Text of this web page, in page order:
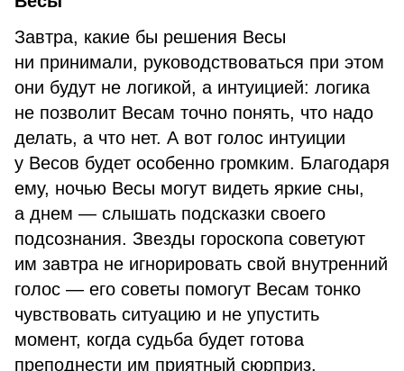
Завтра, какие бы решения Весы
ни принимали, руководствоваться при этом
они будут не логикой, а интуицией: логика
не позволит Весам точно понять, что надо
делать, а что нет. А вот голос интуиции
у Весов будет особенно громким. Благодаря
ему, ночью Весы могут видеть яркие сны,
а днем — слышать подсказки своего
подсознания. Звезды гороскопа советуют
им завтра не игнорировать свой внутренний
голос — его советы помогут Весам тонко
чувствовать ситуацию и не упустить
момент, когда судьба будет готова
преподнести им приятный сюрприз.